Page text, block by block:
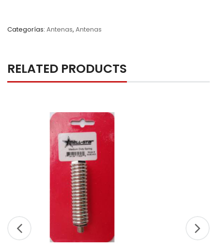
Categorías: Antenas, Antenas
RELATED PRODUCTS